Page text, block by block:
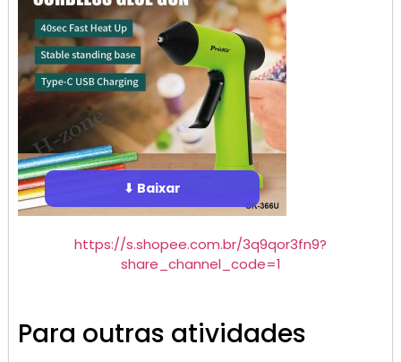
⬇ Baixar
https://s.shopee.com.br/3q9qor3fn9?
share_channel_code=1
Para outras atividades